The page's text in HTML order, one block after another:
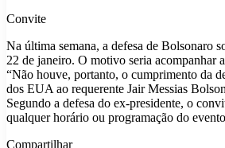
Convite
Na última semana, a defesa de Bolsonaro
22 de janeiro. O motivo seria acompanhar
“Não houve, portanto, o cumprimento da
dos EUA ao requerente Jair Messias
Segundo a defesa do ex-presidente, o
qualquer horário ou programação do
Compartilhar